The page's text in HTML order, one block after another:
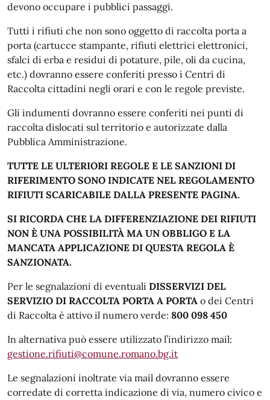
devono occupare i pubblici passaggi.
Tutti i rifiuti che non sono oggetto di raccolta porta a
porta (cartucce stampante, rifiuti elettrici elettronici,
sfalci di erba e residui di potature, pile, oli da cucina,
etc.) dovranno essere conferiti presso i Centri di
Raccolta cittadini negli orari e con le regole previste.
Gli indumenti dovranno essere conferiti nei punti di
raccolta dislocati sul territorio e autorizzate dalla
Pubblica Amministrazione.
TUTTE LE ULTERIORI REGOLE E LE SANZIONI DI
RIFERIMENTO SONO INDICATE NEL REGOLAMENTO
RIFIUTI SCARICABILE DALLA PRESENTE PAGINA.
SI RICORDA CHE LA DIFFERENZIAZIONE DEI RIFIUTI
NON È UNA POSSIBILITÀ MA UN OBBLIGO E LA
MANCATA APPLICAZIONE DI QUESTA REGOLA È
SANZIONATA.
Per le segnalazioni di eventuali DISSERVIZI DEL
SERVIZIO DI RACCOLTA PORTA A PORTA o dei Centri
di Raccolta è attivo il numero verde: 800 098 450
In alternativa può essere utilizzato l’indirizzo mail:
gestione.rifiuti@comune.romano.bg.it
Le segnalazioni inoltrate via mail dovranno essere
corredate di corretta indicazione di via, numero civico e